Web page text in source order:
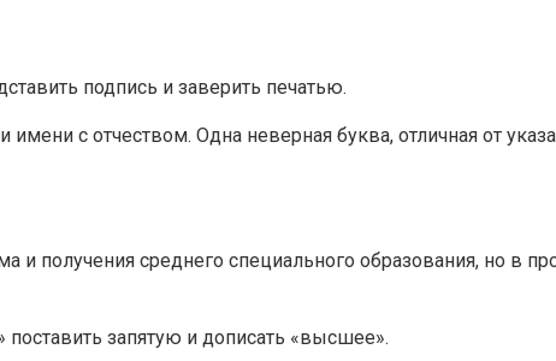
подпись и заверить печатью.
с отчеством. Одна неверная буква, отличная от
и получения среднего специального образования, но в
запятую и дописать «высшее».